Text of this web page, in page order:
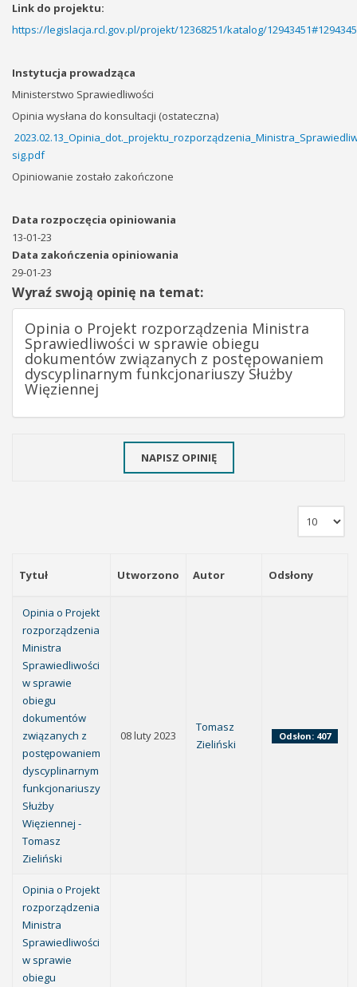
Link do projektu:
https://legislacja.rcl.gov.pl/projekt/12368251/katalog/
Instytucja prowadząca
Ministerstwo Sprawiedliwości
Opinia wysłana do konsultacji (ostateczna)
sig.pdf
Opiniowanie zostało zakończone
Data rozpoczęcia opiniowania
13-01-23
Data zakończenia opiniowania
29-01-23
Wyraź swoją opinię na temat:
Opinia o Projekt rozporządzenia Ministra
Sprawiedliwości w sprawie obiegu
dokumentów związanych z postępowaniem
dyscyplinarnym funkcjonariuszy Służby
Więziennej
NAPISZ OPINIĘ
Tytuł Utworzono Autor Odsłony
Opinia o Projekt
rozporządzenia
Ministra
Sprawiedliwości
w sprawie
obiegu
dokumentów
związanych z
postępowaniem
dyscyplinarnym
funkcjonariuszy
Służby
Więziennej -
Tomasz
Zieliński
08 luty 2023
Tomasz
Zieliński
Odsłon: 407
Opinia o Projekt
rozporządzenia
Ministra
Sprawiedliwości
w sprawie
obiegu